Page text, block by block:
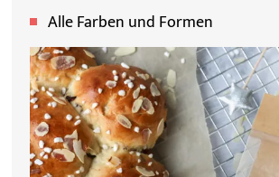
Alle Farben und Formen